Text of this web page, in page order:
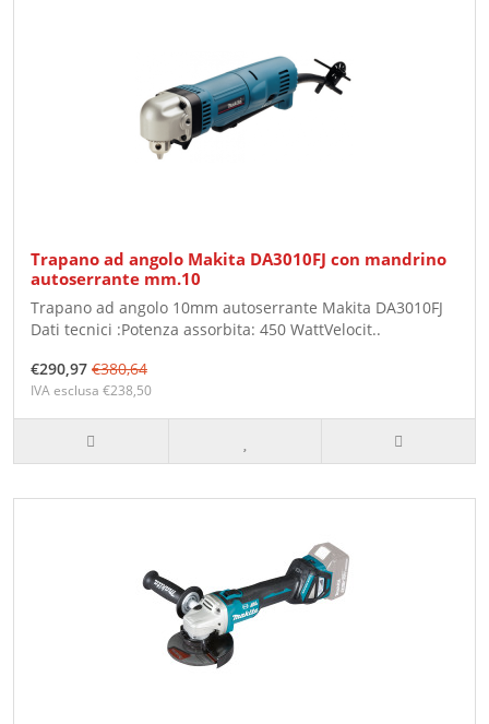
Trapano ad angolo Makita DA3010FJ con mandrino
autoserrante mm.10
Trapano ad angolo 10mm autoserrante Makita DA3010FJ
Dati tecnici :Potenza assorbita: 450 WattVelocit..
€290,97 €380,64
IVA esclusa €238,50